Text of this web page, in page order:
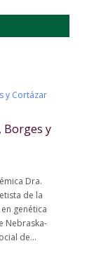
Borges y
Dra.
de la
genética
Nebraska-
de...